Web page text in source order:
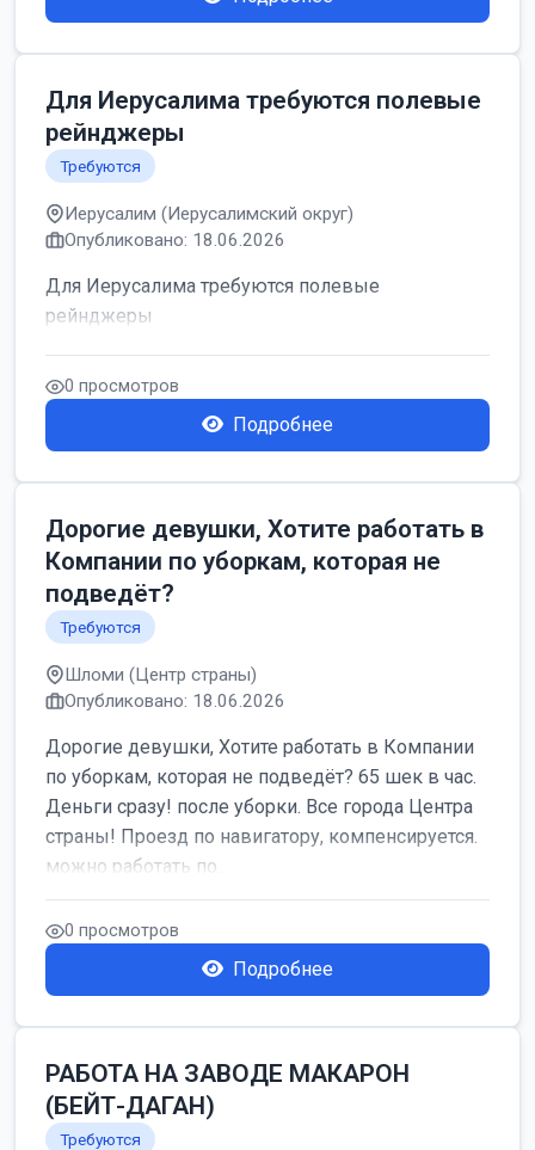
Для Иерусалима требуются полевые
рейнджеры
Требуются
Иерусалим (Иерусалимский округ)
Опубликовано: 18.06.2026
Для Иерусалима требуются полевые
рейнджеры
0 просмотров
Подробнее
Дорогие девушки, Хотите работать в
Компании по уборкам, которая не
подведёт?
Требуются
Шломи (Центр страны)
Опубликовано: 18.06.2026
Дорогие девушки, Хотите работать в Компании
по уборкам, которая не подведёт? 65 шек в час.
Деньги сразу! после уборки. Все города Центра
страны! Проезд по навигатору, компенсируется.
можно работать по...
0 просмотров
Подробнее
РАБОТА НА ЗАВОДЕ МАКАРОН
(БЕЙТ-ДАГАН)
Требуются